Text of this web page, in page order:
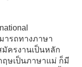
ารถทางภาษา
ครงานเป็นหลัก
ฤษเป็นภาษาแม่ ก็มี